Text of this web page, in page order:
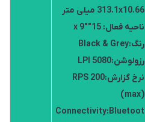
313.1x10.66 میلی متر
ناحیه فعال: 15″x 9″
رنگ:Black & Grey
رزولوشن:5080 LPI
نرخ گزارش:200 RPS
(max)
Connectivity:Bluetoot